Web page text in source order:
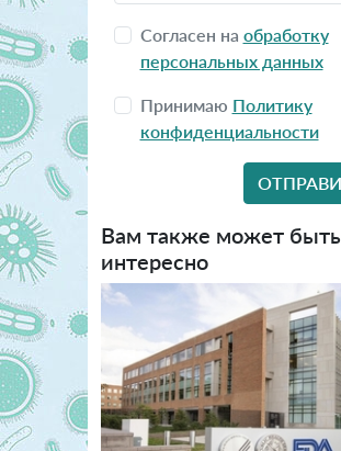
Согласен на обработку
персональных данных
Принимаю Политику
конфиденциальности
Вам также может быть
интересно